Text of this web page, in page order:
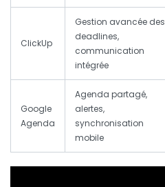
ClickUp
Gestion avancée des
deadlines,
communication
intégrée
Google
Agenda
Agenda partagé,
alertes,
synchronisation
mobile